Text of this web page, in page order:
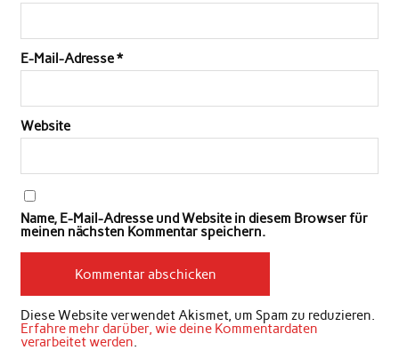
E-Mail-Adresse*
Website
Name, E-Mail-Adresse und Website in diesem Browser für
meinen nächsten Kommentar speichern.
Diese Website verwendet Akismet, um Spam zu reduzieren.
Erfahre mehr darüber, wie deine Kommentardaten
verarbeitet werden.